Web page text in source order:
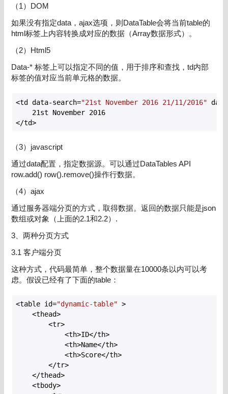
（1）DOM
如果没有指定data，ajax选项，则DataTable会将当前table的
html标签上内容转换成对应的数据（Array数据形式）。
（2）Html5
Data-* 标签上可以指定不同的值，用于排序和查找，td内部
标签的值对应当前单元格的数据。
<td data-search="21st November 2016 21/11/2016"
21st November 2016
</td>
（3）javascript
通过data配置，指定数据源。可以通过DataTables API
row.add() row().remove()操作行数据。
（4）ajax
通过服务器端分页的方式，取得数据。返回的数据只能是json
数组或对象（上面的2.1和2.2）.
3、两种分页方式
3.1 客户端分页
这种方式，代码最简单，整个数据量在10000条以内可以考
虑。假设已经有了下面的table：
<table id="dynamic-table" >
    <thead>
        <tr>
            <th>ID</th>
            <th>Name</th>
            <th>Score</th>
        </tr>
    </thead>
    <tbody>